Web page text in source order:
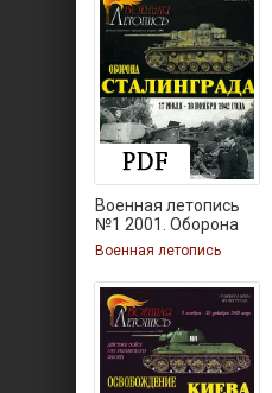
Военная летопись
№1 2001. Оборона
Военная летопись